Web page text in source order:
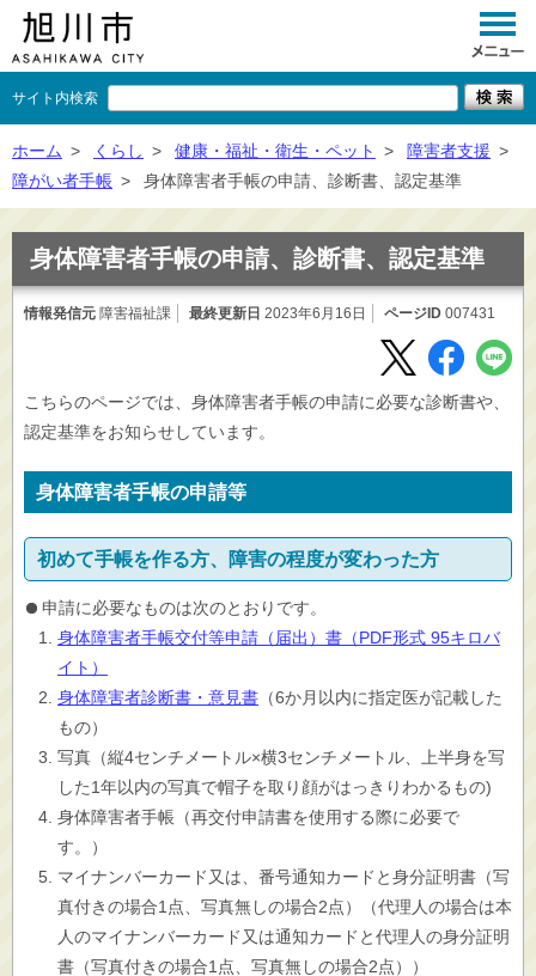
サイト内検索
くらし
観光
事業者向け
市政情報
× 閉じる
ホーム > くらし > 健康・福祉・衛生・ペット > 障害者支援 >
障がい者手帳 > 身体障害者手帳の申請、診断書、認定基準
身体障害者手帳の申請、診断書、認定基準
情報発信元 障害福祉課 最終更新日 2023年6月16日 ページID 007431
こちらのページでは、身体障害者手帳の申請に必要な診断書や、
認定基準をお知らせしています。
身体障害者手帳の申請等
初めて手帳を作る方、障害の程度が変わった方
申請に必要なものは次のとおりです。
身体障害者手帳交付等申請（届出）書（PDF形式 95キロバ
イト）
身体障害者診断書・意見書 （6か月以内に指定医が記載した
もの）
写真（縦4センチメートル×横3センチメートル、上半身を写
した1年以内の写真で帽子を取り顔がはっきりわかるもの)
身体障害者手帳（再交付申請書を使用する際に必要で
す。）
マイナンバーカード又は、番号通知カードと身分証明書（写
真付きの場合1点、写真無しの場合2点）（代理人の場合は本
人のマイナンバーカード又は通知カードと代理人の身分証明
書（写真付きの場合1点、写真無しの場合2点））